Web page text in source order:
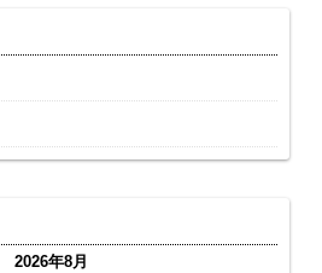
2026年8月